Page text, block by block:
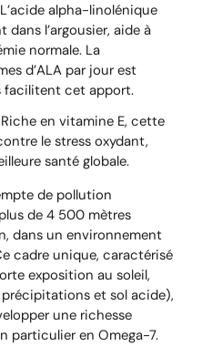
acide alpha-linolénique
l’argousier, aide à
normale. La
d’ALA par jour est
facilitent cet apport.
en vitamine E, cette
le stress oxydant,
santé globale.
de pollution
de 4 500 mètres
dans un environnement
cadre unique, caractérisé
exposition au soleil,
et sol acide),
une richesse
particulier en Omega-7.